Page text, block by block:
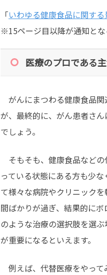
「いわゆる健康食品に関す
※15ページ目以降が通知とな
医療のプロである
がんにまつわる健康食品
が、最終的に、がん患者さ
でしょう。
そもそも、健康食品などの
っている状態にある方も少
て様々な病院やクリニック
間ばかりが過ぎ、結果的に
のような治療の選択肢を選
が重要になるといえます。
例えば、代替医療をやって